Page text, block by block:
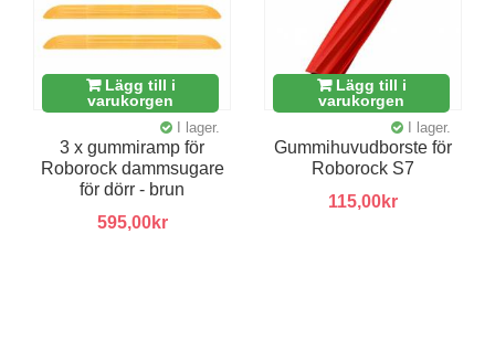
Lägg till i
varukorgen
I lager.
3 x gummiramp för
Roborock dammsugare
för dörr - brun
595,00kr
Lägg till i
varukorgen
I lager.
Gummihuvudborste för
Roborock S7
115,00kr